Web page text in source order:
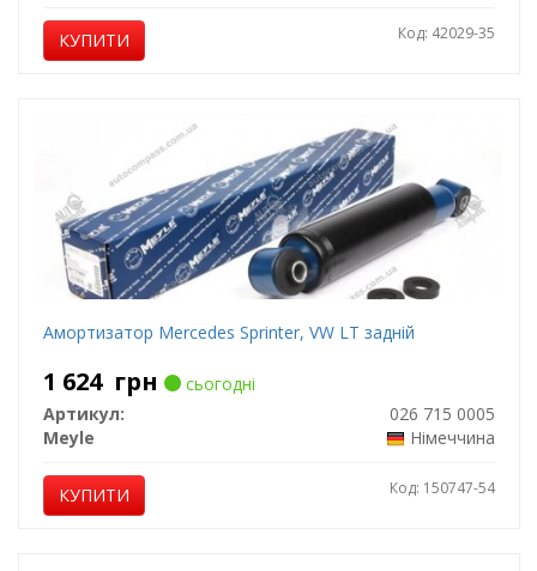
КУПИТИ Код: 42029-35
Амортизатор Mercedes Sprinter, VW LT задній
1 624 грн
сьогодні
Артикул:
026 715 0005
Meyle
Німеччина
КУПИТИ Код: 150747-54